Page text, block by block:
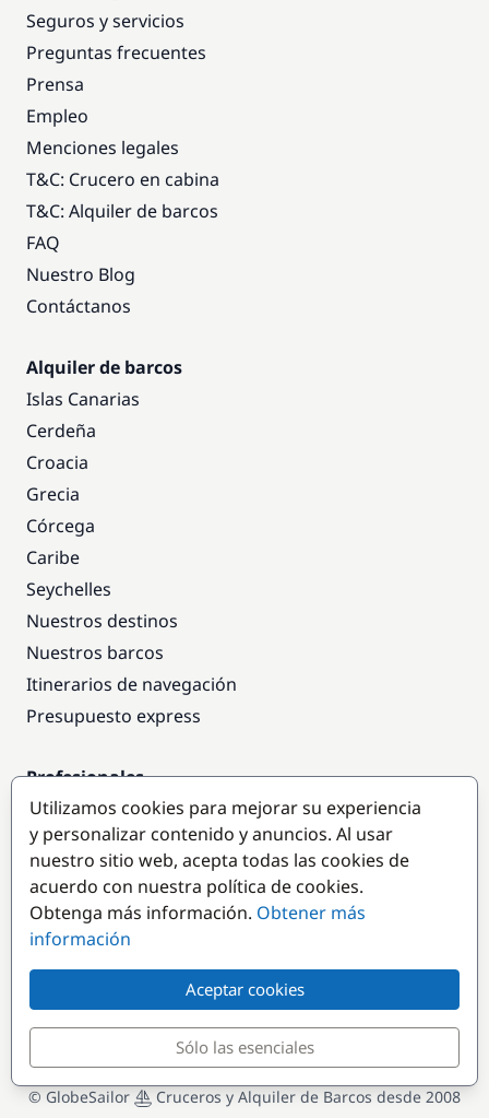
Seguros y servicios
Preguntas frecuentes
Prensa
Empleo
Menciones legales
T&C: Crucero en cabina
T&C: Alquiler de barcos
FAQ
Nuestro Blog
Contáctanos
Alquiler de barcos
Islas Canarias
Cerdeña
Croacia
Grecia
Córcega
Caribe
Seychelles
Nuestros destinos
Nuestros barcos
Itinerarios de navegación
Presupuesto express
Profesionales
Acceso empresas
Colaborar como empresa
Destinos populares
© GlobeSailor Cruceros y Alquiler de Barcos desde 2008
Utilizamos cookies para mejorar su experiencia
y personalizar contenido y anuncios. Al usar
nuestro sitio web, acepta todas las cookies de
acuerdo con nuestra política de cookies.
Obtenga más información. Obtener más
información
Aceptar cookies
Sólo las esenciales